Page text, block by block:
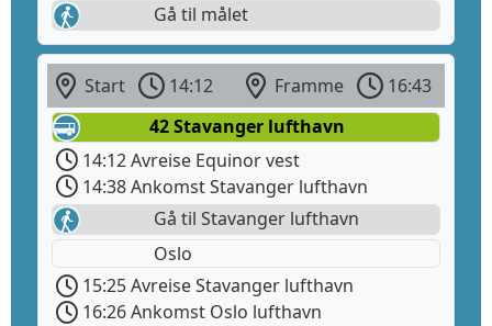
Gå til målet
Start 14:12 Framme
16:43
42 Stavanger lufthavn
14:12 Avreise Equinor vest
14:38 Ankomst Stavanger lufthavn
Gå til Stavanger lufthavn
Oslo
15:25 Avreise Stavanger lufthavn
16:26 Ankomst Oslo lufthavn